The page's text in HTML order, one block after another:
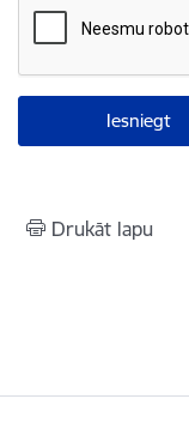
Drukāt lapu